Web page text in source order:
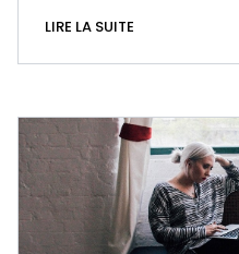
LIRE LA SUITE